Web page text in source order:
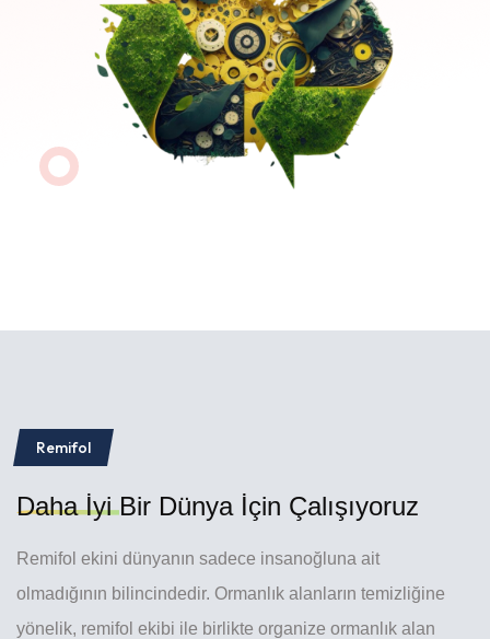
Remifol
Daha İyiBir Dünya İçin Çalışıyoruz
Remifol ekini dünyanın sadece insanoğluna ait
olmadığının bilincindedir. Ormanlık alanların temizliğine
yönelik, remifol ekibi ile birlikte organize ormanlık alan